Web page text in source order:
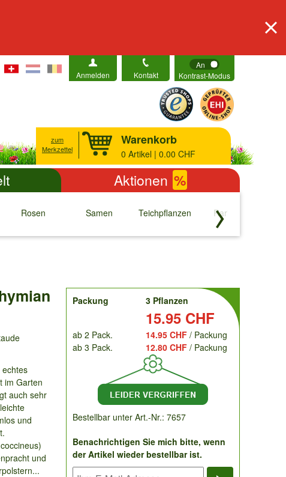
Anmelden Kontakt
An
Kontrast-Modus
zum
Merkzettel
Warenkorb
0 Artikel | 0.00 CHF
Aktionen %
Rosen
↓
Samen
↓
Teichpflanzen
↓
Raritäten
↓
echtes
im Garten
auch sehr
und
und
order
Packung
3 Pflanzen
15.95 CHF
ab 2 Pack. 14.95 CHF / Packung
ab 3 Pack.
12.80 CHF / Packung
Bestellbar unter Art.-Nr.: 7657
Benachrichtigen Sie mich bitte, wenn
der Artikel wieder bestellbar ist.